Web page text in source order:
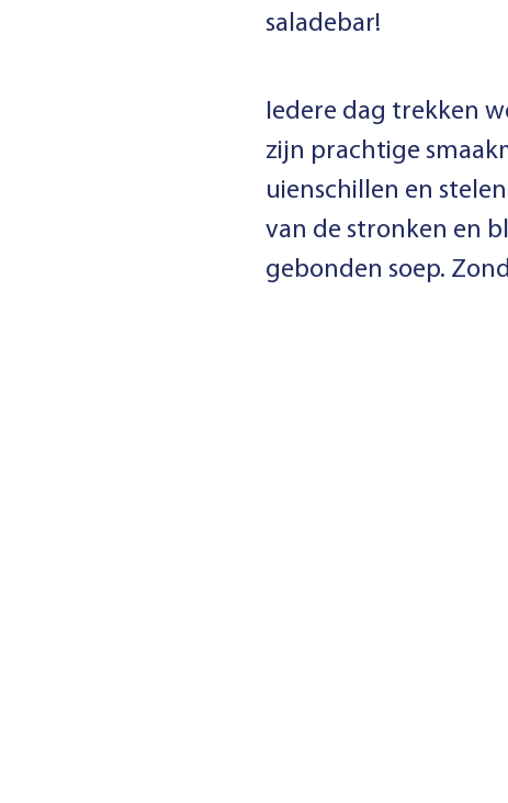
saladebar!
Iedere dag trekken
zijn prachtige
uienschillen en
van de stronken en
gebonden soep.